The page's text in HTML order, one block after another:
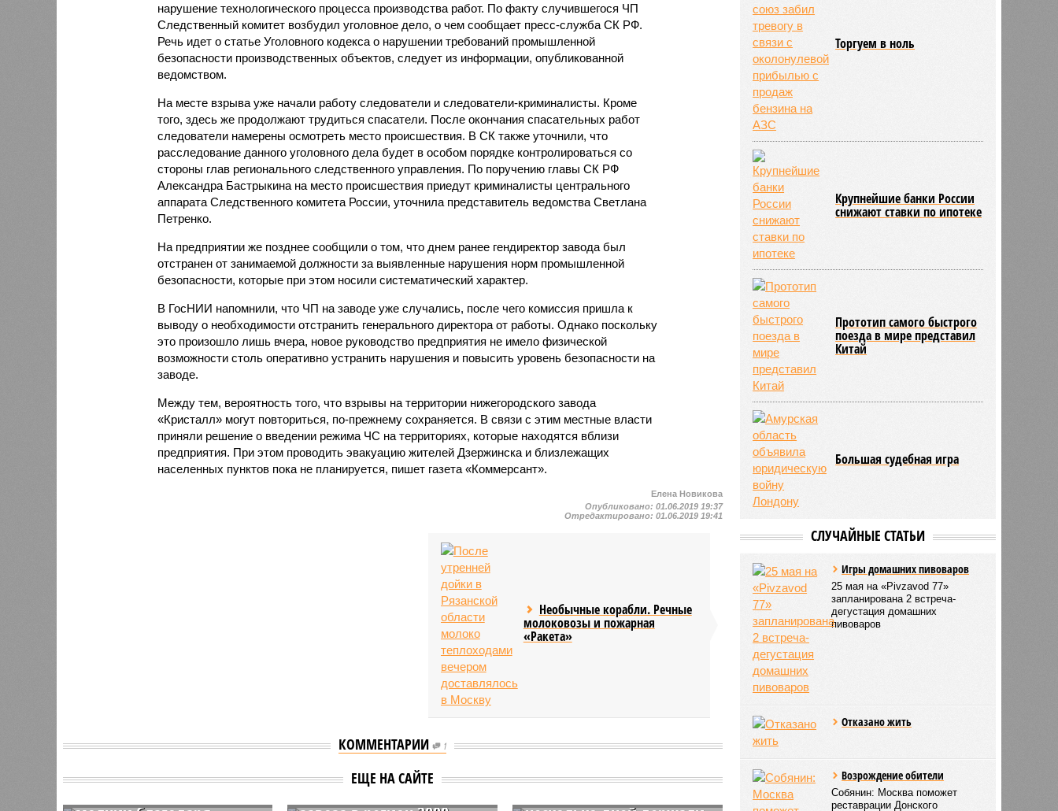
нарушение технологического процесса производства работ. По факту случившегося ЧП
Следственный комитет возбудил уголовное дело, о чем сообщает пресс-служба СК РФ.
Речь идет о статье Уголовного кодекса о нарушении требований промышленной
безопасности производственных объектов, следует из информации, опубликованной
ведомством.
На месте взрыва уже начали работу следователи и следователи-криминалисты. Кроме
того, здесь же продолжают трудиться спасатели. После окончания спасательных работ
следователи намерены осмотреть место происшествия. В СК также уточнили, что
расследование данного уголовного дела будет в особом порядке контролироваться со
стороны глав регионального следственного управления. По поручению главы СК РФ
Александра Бастрыкина на место происшествия приедут криминалисты центрального
аппарата Следственного комитета России, уточнила представитель ведомства Светлана
Петренко.
На предприятии же позднее сообщили о том, что днем ранее гендиректор завода был
отстранен от занимаемой должности за выявленные нарушения норм промышленной
безопасности, которые при этом носили систематический характер.
В ГосНИИ напомнили, что ЧП на заводе уже случались, после чего комиссия пришла к
выводу о необходимости отстранить генерального директора от работы. Однако поскольку
это произошло лишь вчера, новое руководство предприятия не имело физической
возможности столь оперативно устранить нарушения и повысить уровень безопасности на
заводе.
Между тем, вероятность того, что взрывы на территории нижегородского завода
«Кристалл» могут повториться, по-прежнему сохраняется. В связи с этим местные власти
приняли решение о введении режима ЧС на территориях, которые находятся вблизи
предприятия. При этом проводить эвакуацию жителей Дзержинска и близлежащих
населенных пунктов пока не планируется, пишет газета «Коммерсант».
Елена Новикова
Опубликовано:01.06.2019 19:37
Отредактировано:01.06.2019 19:41
Необычные корабли. Речные
молоковозы и пожарная
«Ракета»
КОММЕНТАРИИ 1
ЕЩЕ НА САЙТЕ
Отдыхающие на пляже в
Тульской области смогли
В Нижегородской
области завели
уголовное дело по факту
В Нижегородской
области мужчину и
Торгуем в ноль
Крупнейшие банки России
снижают ставки по ипотеке
Прототип самого быстрого
поезда в мире представил
Китай
Большая судебная игра
СЛУЧАЙНЫЕ СТАТЬИ
Игры домашних пивоваров
25 мая на «Pivzavod 77»
запланирована 2 встреча-
дегустация домашних
пивоваров
Отказано жить
Возрождение обители
Собянин: Москва поможет
реставрации Донского